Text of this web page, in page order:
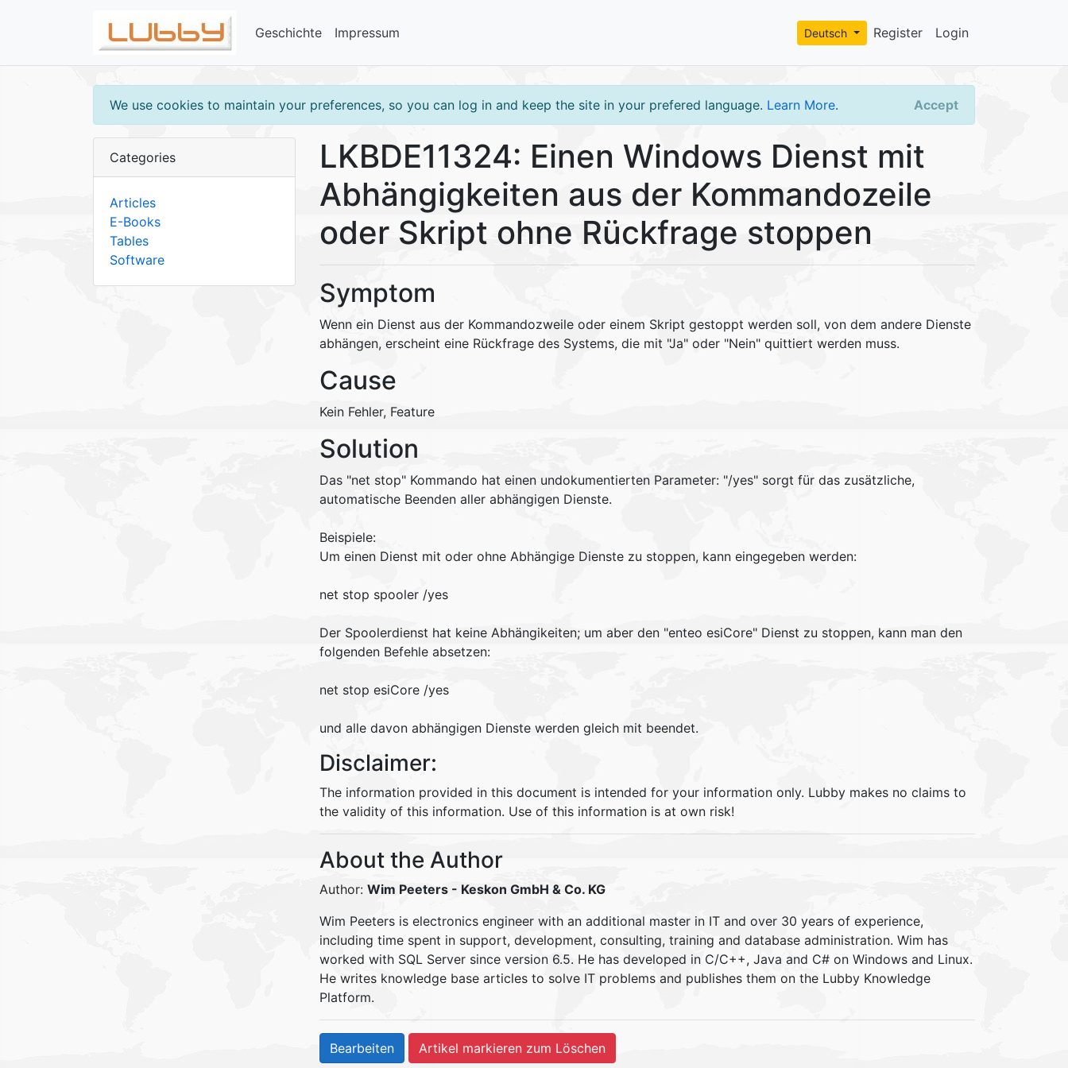
Register Login
Deutsch
Geschichte Impressum
We use cookies to maintain your preferences, so you can log in and keep the site in your prefered language. Learn More. Accept
Categories
Articles
E-Books
Tables
Software
LKBDE11324: Einen Windows Dienst mit
Abhängigkeiten aus der Kommandozeile
oder Skript ohne Rückfrage stoppen
Symptom
Wenn ein Dienst aus der Kommandozweile oder einem Skript gestoppt werden soll, von dem andere Dienste
abhängen, erscheint eine Rückfrage des Systems, die mit "Ja" oder "Nein" quittiert werden muss.
Cause
Kein Fehler, Feature
Solution
Das "net stop" Kommando hat einen undokumentierten Parameter: "/yes" sorgt für das zusätzliche,
automatische Beenden aller abhängigen Dienste.
Beispiele:
Um einen Dienst mit oder ohne Abhängige Dienste zu stoppen, kann eingegeben werden:
net stop spooler /yes
Der Spoolerdienst hat keine Abhängikeiten; um aber den "enteo esiCore" Dienst zu stoppen, kann man den
folgenden Befehle absetzen:
net stop esiCore /yes
und alle davon abhängigen Dienste werden gleich mit beendet.
Disclaimer:
The information provided in this document is intended for your information only. Lubby makes no claims to
the validity of this information. Use of this information is at own risk!
About the Author
Author: Wim Peeters - Keskon GmbH & Co. KG
Wim Peeters is electronics engineer with an additional master in IT and over 30 years of experience,
including time spent in support, development, consulting, training and database administration. Wim has
worked with SQL Server since version 6.5. He has developed in C/C++, Java and C# on Windows and Linux.
He writes knowledge base articles to solve IT problems and publishes them on the Lubby Knowledge
Platform.